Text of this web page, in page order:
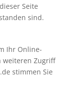
Seite
sind.
Ihr Online-
weiteren Zugriff
stimmen Sie